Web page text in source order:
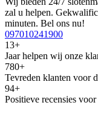
zal u helpen.
minuten. Bel ons nu!
097010241900
13+
Jaar helpen wij onze
780+
Tevreden klanten voor
94+
Positieve recensies